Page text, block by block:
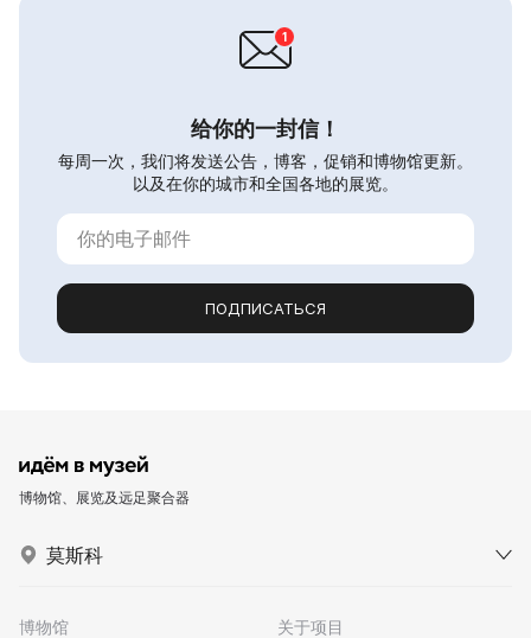
给你的一封信！
每周一次，我们将发送公告，博客，促销和博物馆更新。
以及在你的城市和全国各地的展览。
ПОДПИСАТЬСЯ
博物馆、展览及远足聚合器
莫斯科
博物馆
关于项目